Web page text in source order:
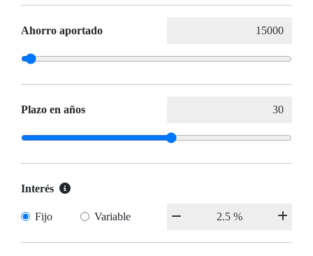
Ahorro aportado
Plazo en años
Interés
Fijo Variable